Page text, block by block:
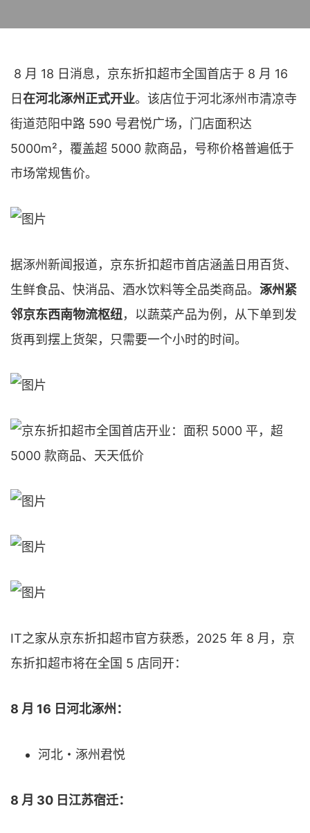
8 月 18 日消息，京东折扣超市全国首店于 8 月 16
日在河北涿州正式开业。该店位于河北涿州市清凉寺
街道范阳中路 590 号君悦广场，门店面积达
5000m²，覆盖超 5000 款商品，号称价格普遍低于
市场常规售价。
据涿州新闻报道，京东折扣超市首店涵盖日用百货、
生鲜食品、快消品、酒水饮料等全品类商品。 涿州紧
邻京东西南物流枢纽，以蔬菜产品为例，从下单到发
货再到摆上货架，只需要一个小时的时间。
IT之家从京东折扣超市官方获悉，2025 年 8 月，京
东折扣超市将在全国 5 店同开：
8 月 16 日河北涿州：
河北・涿州君悦
8 月 30 日江苏宿迁：